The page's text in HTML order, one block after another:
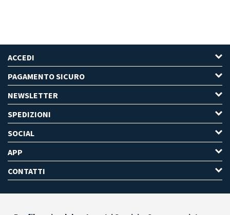
ACCEDI
PAGAMENTO SICURO
NEWSLETTER
SPEDIZIONI
SOCIAL
APP
CONTATTI